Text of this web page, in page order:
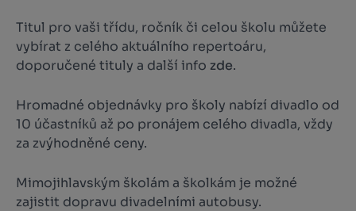
Titul pro vaši třídu, ročník či celou školu můžete
vybírat z celého aktuálního repertoáru,
doporučené tituly a další info zde.
Hromadné objednávky pro školy nabízí divadlo od
10 účastníků až po pronájem celého divadla, vždy
za zvýhodněné ceny.
Mimojihlavským školám a školkám je možné
zajistit dopravu divadelními autobusy.